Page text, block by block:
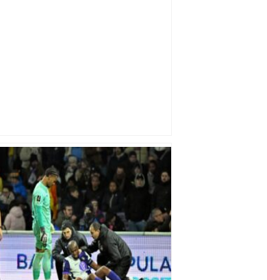
du Salon du mariage
– ladepeche.fr